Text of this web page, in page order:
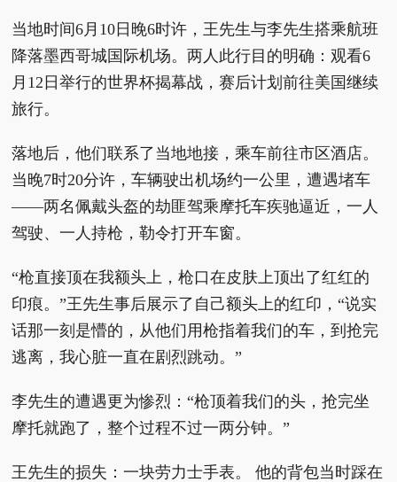
当地时间6月10日晚6时许，王先生与李先生搭乘航班
降落墨西哥城国际机场。两人此行目的明确：观看6
月12日举行的世界杯揭幕战，赛后计划前往美国继续
旅行。
落地后，他们联系了当地地接，乘车前往市区酒店。
当晚7时20分许，车辆驶出机场约一公里，遭遇堵车
——两名佩戴头盔的劫匪驾乘摩托车疾驰逼近，一人
驾驶、一人持枪，勒令打开车窗。
“枪直接顶在我额头上，枪口在皮肤上顶出了红红的
印痕。”王先生事后展示了自己额头上的红印，“说实
话那一刻是懵的，从他们用枪指着我们的车，到抢完
逃离，我心脏一直在剧烈跳动。”
李先生的遭遇更为惨烈：“枪顶着我们的头，抢完坐
摩托就跑了，整个过程不过一两分钟。”
王先生的损失：一块劳力士手表。 他的背包当时踩在